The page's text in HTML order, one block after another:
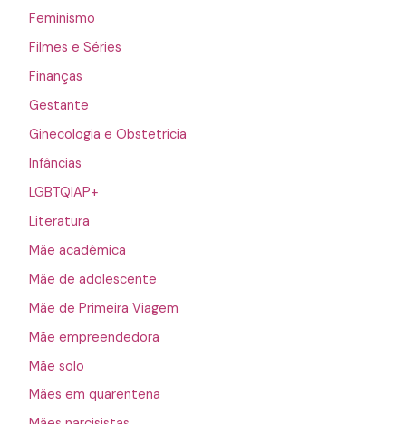
Feminismo
Filmes e Séries
Finanças
Gestante
Ginecologia e Obstetrícia
Infâncias
LGBTQIAP+
Literatura
Mãe acadêmica
Mãe de adolescente
Mãe de Primeira Viagem
Mãe empreendedora
Mãe solo
Mães em quarentena